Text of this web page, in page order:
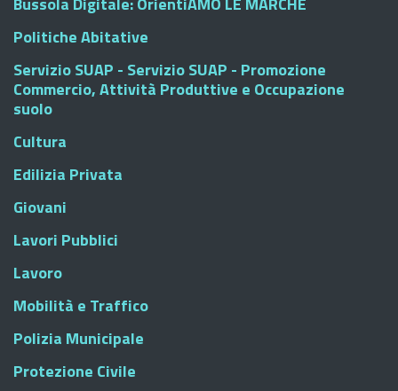
Politiche Abitative
Servizio SUAP - Servizio SUAP - Promozione
Commercio, Attività Produttive e Occupazione
suolo
Cultura
Edilizia Privata
Giovani
Lavori Pubblici
Lavoro
Mobilità e Traffico
Polizia Municipale
Protezione Civile